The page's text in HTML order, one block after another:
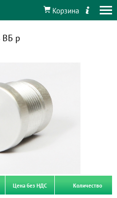
Корзина
ВБ р
Цена без НДС Количество